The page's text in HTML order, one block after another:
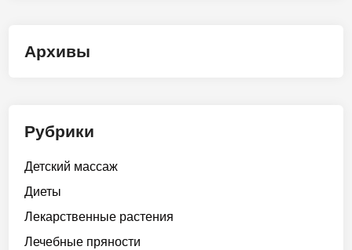
Архивы
Рубрики
Детский массаж
Диеты
Лекарственные растения
Лечебные пряности